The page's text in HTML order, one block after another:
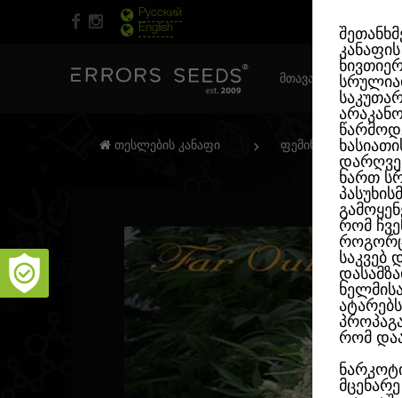
Русский
English
ᲛᲗᲐᲕᲐᲠᲘ ᲒᲕᲔᲠᲓᲘ
ხართ
რომ
როგორც
საკვებ
რომ
თესლების კანაფი ფემინიზირებული